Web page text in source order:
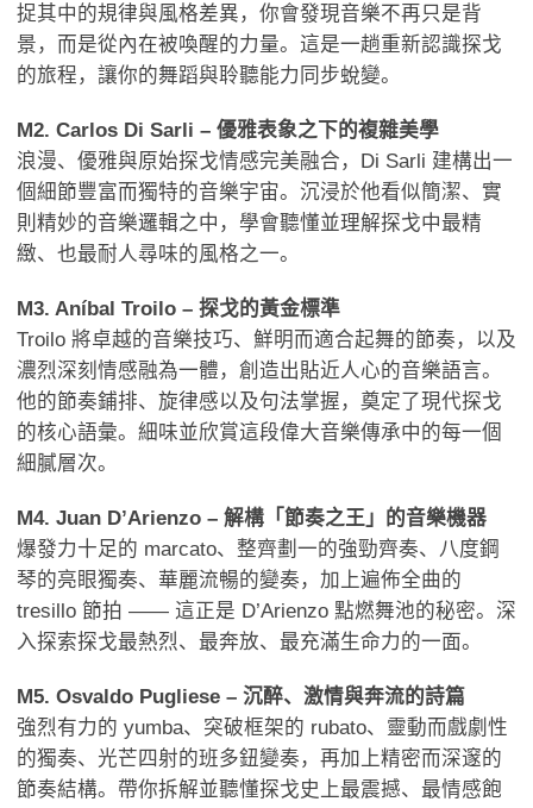
捉其中的規律與風格差異，你會發現音樂不再只是背
景，而是從內在被喚醒的力量。這是一趟重新認識探戈
的旅程，讓你的舞蹈與聆聽能力同步蛻變。
M2. Carlos Di Sarli – 優雅表象之下的複雜美學
浪漫、優雅與原始探戈情感完美融合，Di Sarli 建構出一
個細節豐富而獨特的音樂宇宙。沉浸於他看似簡潔、實
則精妙的音樂邏輯之中，學會聽懂並理解探戈中最精
緻、也最耐人尋味的風格之一。
M3. Aníbal Troilo – 探戈的黃金標準
Troilo 將卓越的音樂技巧、鮮明而適合起舞的節奏，以及
濃烈深刻情感融為一體，創造出貼近人心的音樂語言。
他的節奏鋪排、旋律感以及句法掌握，奠定了現代探戈
的核心語彙。細味並欣賞這段偉大音樂傳承中的每一個
細膩層次。
M4. Juan D’Arienzo – 解構「節奏之王」的音樂機器
爆發力十足的 marcato、整齊劃一的強勁齊奏、八度鋼
琴的亮眼獨奏、華麗流暢的變奏，加上遍佈全曲的
tresillo 節拍 —— 這正是 D’Arienzo 點燃舞池的秘密。深
入探索探戈最熱烈、最奔放、最充滿生命力的一面。
M5. Osvaldo Pugliese – 沉醉、激情與奔流的詩篇
強烈有力的 yumba、突破框架的 rubato、靈動而戲劇性
的獨奏、光芒四射的班多鈕變奏，再加上精密而深邃的
節奏結構。帶你拆解並聽懂探戈史上最震撼、最情感飽